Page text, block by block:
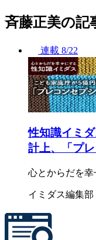
斉藤正美の記
連載 8/22
性知識イミ
計上、「プ
心とからだを
イミダス編集部